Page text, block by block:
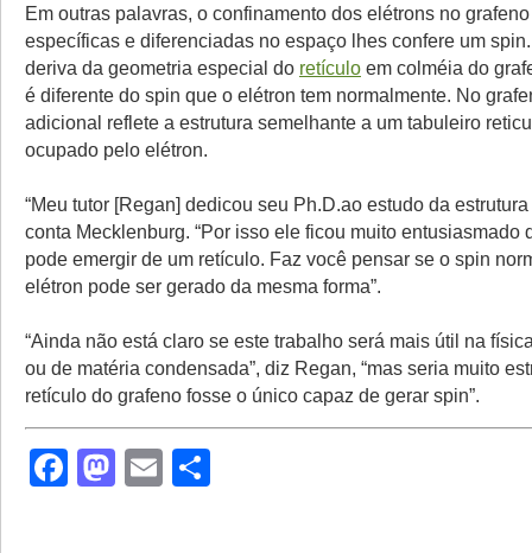
Em outras palavras, o confinamento dos elétrons no
específicas e diferenciadas no espaço lhes confere um
deriva da geometria especial do retículo em colméia do
é diferente do spin que o elétron tem normalmente. No
adicional reflete a estrutura semelhante a um tabuleiro
ocupado pelo elétron.
“Meu tutor [Regan] dedicou seu Ph.D.ao estudo da estrutura
conta Mecklenburg. “Por isso ele ficou muito entusiasmado
pode emergir de um retículo. Faz você pensar se o spin
elétron pode ser gerado da mesma forma”.
“Ainda não está claro se este trabalho será mais útil na
ou de matéria condensada”, diz Regan, “mas seria muito
retículo do grafeno fosse o único capaz de gerar spin”.
Facebook
Mastodon
Email